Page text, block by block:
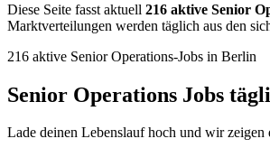
Diese Seite fasst aktuell 216 aktive Senior
Marktverteilungen werden täglich aus den
216 aktive Senior Operations-Jobs in Berlin
Senior Operations Jobs
Lade deinen Lebenslauf hoch und wir